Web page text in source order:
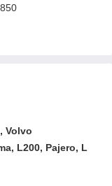
Volvo
L200, Pajero, L